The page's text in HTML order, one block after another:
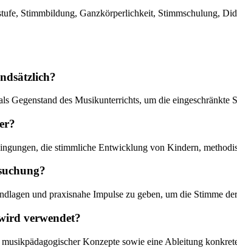
Stimmbildung, Ganzkörperlichkeit, Stimmschulung,
Gegenstand des Musikunterrichts, um die
die stimmliche Entwicklung von Kindern,
und praxisnahe Impulse zu geben, um die Stimme
verwendet?
Konzepte sowie eine Ableitung